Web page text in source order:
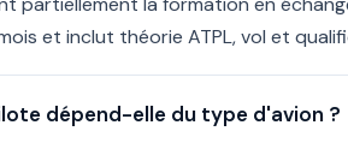
et inclut théorie ATPL, vol et
dépend-elle du type d'avion ?